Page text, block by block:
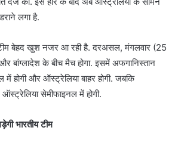
लगा है.
बेहद खुश नजर आ रही है. दरअसल, मंगलवार (25
बांग्लादेश के बीच मैच होगा. इसमें अफगानिस्तान
में होगी और ऑस्ट्रेलिया बाहर होगी. जबकि
सेमीफाइनल में होगी.
भारतीय टीम